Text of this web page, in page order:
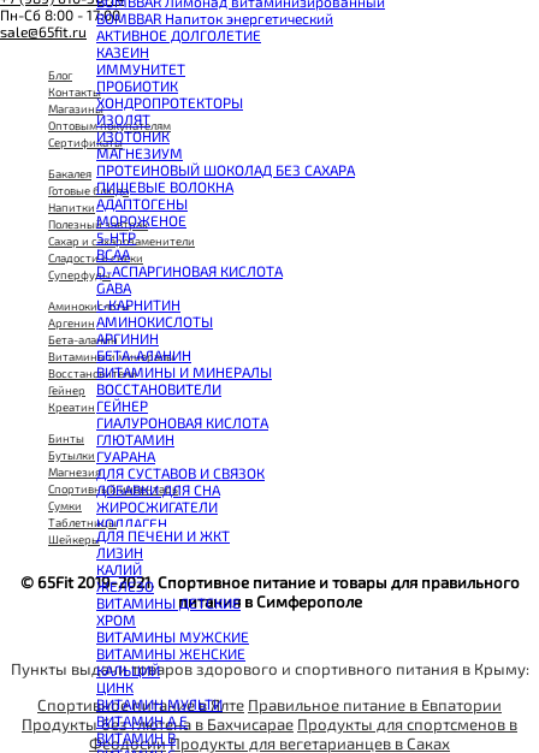
BOMBBAR Напиток энергетический
АКТИВНОЕ ДОЛГОЛЕТИЕ
КАЗЕИН
ИММУНИТЕТ
ПРОБИОТИК
ХОНДРОПРОТЕКТОРЫ
ИЗОЛЯТ
ИЗОТОНИК
МАГНЕЗИУМ
ПРОТЕИНОВЫЙ ШОКОЛАД БЕЗ САХАРА
ПИЩЕВЫЕ ВОЛОКНА
АДАПТОГЕНЫ
МОРОЖЕНОЕ
5-HTP
BCAA
D-АСПАРГИНОВАЯ КИСЛОТА
GABA
L-КАРНИТИН
АМИНОКИСЛОТЫ
АРГИНИН
БЕТА-АЛАНИН
ВИТАМИНЫ И МИНЕРАЛЫ
ВОССТАНОВИТЕЛИ
ГЕЙНЕР
ГИАЛУРОНОВАЯ КИСЛОТА
ГЛЮТАМИН
ГУАРАНА
ДЛЯ СУСТАВОВ И СВЯЗОК
ДОБАВКИ ДЛЯ СНА
ЖИРОСЖИГАТЕЛИ
КОЛЛАГЕН
КОЭНЗИМ Q10
КРЕАТИН
ПОЛЕЗНЫЕ ЖИРЫ
ПРОТЕИН
ПРОТЕИНОВОЕ ПЕЧЕНЬЕ
ПРОТЕИНОВЫЕ БАТОНЧИКИ
ПРОТЕИНОВЫЕ КАШИ
ТЕСТОБУСТЕРЫ
ЦИТРУЛЛИН МАЛАТ
ПРЕДТРЕНИРОВОЧНЫЕ КОМПЛЕКСЫ
ЭНЕРГЕТИКИ И ЖИРОСЖИГАТЕЛИ#
ДЛЯ ПЕЧЕНИ И ЖКТ
ЛИЗИН
КАЛИЙ
ЖЕЛЕЗО
ВИТАМИНЫ ДЕТСКИЕ
ХРОМ
ВИТАМИНЫ МУЖСКИЕ
ВИТАМИНЫ ЖЕНСКИЕ
КАЛЬЦИЙ
ЦИНК
ВИТАМИН МУЛЬТИ
ВИТАМИН A E
ВИТАМИН B
Пн-Сб 8:00 - 17:00
sale@65fit.ru
Блог
Контакты
Магазины
Оптовым покупателям
Сертификаты
Бакалея
Готовые блюда
Напитки
Полезный завтрак
Сахар и сахарозаменители
Сладости и снеки
Суперфуды
Аминокислоты
Аргенин
Бета-аланин
Витамины и минералы
Восстановители
Гейнер
Креатин
Бинты
Бутылки
Магнезия
Спортивный инвентарь
Сумки
Таблетницы
Шейкеры
© 65Fit 2019-2021. Спортивное питание и товары для правильного
питания в Симферополе
Пункты выдачи товаров здорового и спортивного питания в Крыму:
Спортивное питание в Ялте Правильное питание в Евпатории
Продукты без глютена в Бахчисарае Продукты для спортсменов в
ФеодосииПродукты для вегетарианцев в Саках